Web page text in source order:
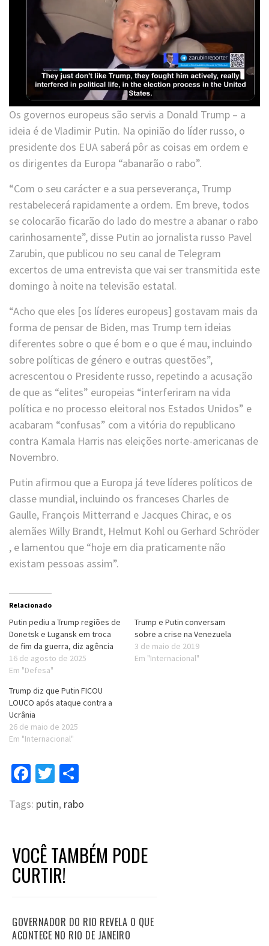
Os governos europeus são servis a Donald Trump – a
ideia é de Vladimir Putin. Na opinião do líder russo, o
presidente dos EUA saberá pôr as coisas em ordem e
os dirigentes da Europa “abanarão o rabo”.
“Com o seu carácter e a sua perseverança, Trump
restabelecerá rapidamente a ordem. Em breve, todos
se colocarão ficarão do lado do mestre a abanar o rabo
carinhosamente”, disse Putin ao jornalista russo Pavel
Zarubin, que publicou no seu canal de Telegram
excertos de uma entrevista que vai ser transmitida este
domingo à noite na televisão estatal.
“Acho que eles [os líderes europeus] gostavam mais da
forma de pensar de Biden, mas Trump tem ideias
diferentes sobre o que é bom e o que é mau, incluindo
sobre políticas de género e outras questões”,
acrescentou o Presidente russo, repetindo a acusação
de que as “elites” europeias “interferiram na vida
política e no processo eleitoral nos Estados Unidos” e
acabaram “confusas” com a vitória do republicano
contra Kamala Harris nas eleições norte-americanas de
Novembro.
Putin afirmou que a Europa já teve líderes políticos de
classe mundial, incluindo os franceses Charles de
Gaulle, François Mitterrand e Jacques Chirac, e os
alemães Willy Brandt, Helmut Kohl ou Gerhard Schröder​
, e lamentou que “hoje em dia praticamente não
existam pessoas assim”.
Relacionado
Putin pediu a Trump regiões de
Donetsk e Lugansk em troca
de fim da guerra, diz agência
16 de agosto de 2025
Em "Defesa"
Trump e Putin conversam
sobre a crise na Venezuela
3 de maio de 2019
Em "Internacional"
Trump diz que Putin FICOU
LOUCO após ataque contra a
Ucrânia
26 de maio de 2025
Em "Internacional"
Facebook
Twitter
Tags: putin, rabo
VOCÊ TAMBÉM PODE
CURTIR!
GOVERNADOR DO RIO REVELA O QUE
ACONTECE NO RIO DE JANEIRO